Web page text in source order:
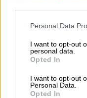
Please note that this
not limited to your
grant or deny
use your data for
consent section.
Personal Data
I want to opt-out
personal data.
Opted In
I want to opt-out
Personal Data.
Opted In